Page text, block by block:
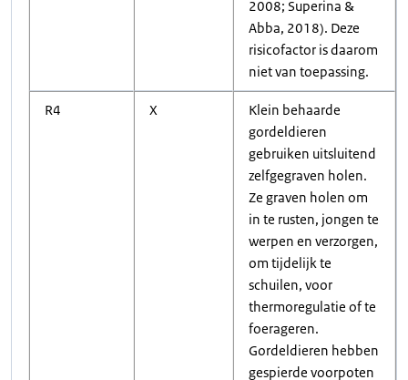
2008; Superina &
Abba, 2018). Deze
risicofactor is daarom
niet van toepassing.
R4 X
Klein behaarde
gordeldieren
gebruiken uitsluitend
zelfgegraven holen.
Ze graven holen om
in te rusten, jongen te
werpen en verzorgen,
om tijdelijk te
schuilen, voor
thermoregulatie of te
foerageren.
Gordeldieren hebben
gespierde voorpoten